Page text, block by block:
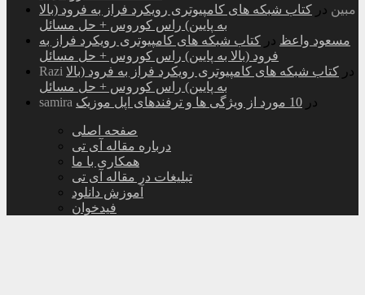
مبین در کتاب شبکه های کامپیوتری رویکرد فراز به فرود (بالا
به پایین) راس کوروس + حل مسائل
مسعود واعظ در کتاب شبکه های کامپیوتری رویکرد فراز به
فرود (بالا به پایین) راس کوروس + حل مسائل
Razi
در کتاب شبکه های کامپیوتری رویکرد فراز به فرود (بالا
به پایین) راس کوروس + حل مسائل
samira
در 10 مورد از ویژگی ها و ترفندهای اپل موزیک
صفحه اصلی
درباره مقاله آی تی
همکاری با ما
تبلیغات در مقاله آی تی
آموزش دانلود
فیدخوان